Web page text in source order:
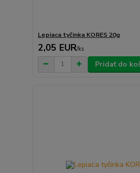
Lepiaca tyčinka KORES 20g
2,05 EUR/ks
Pridať do